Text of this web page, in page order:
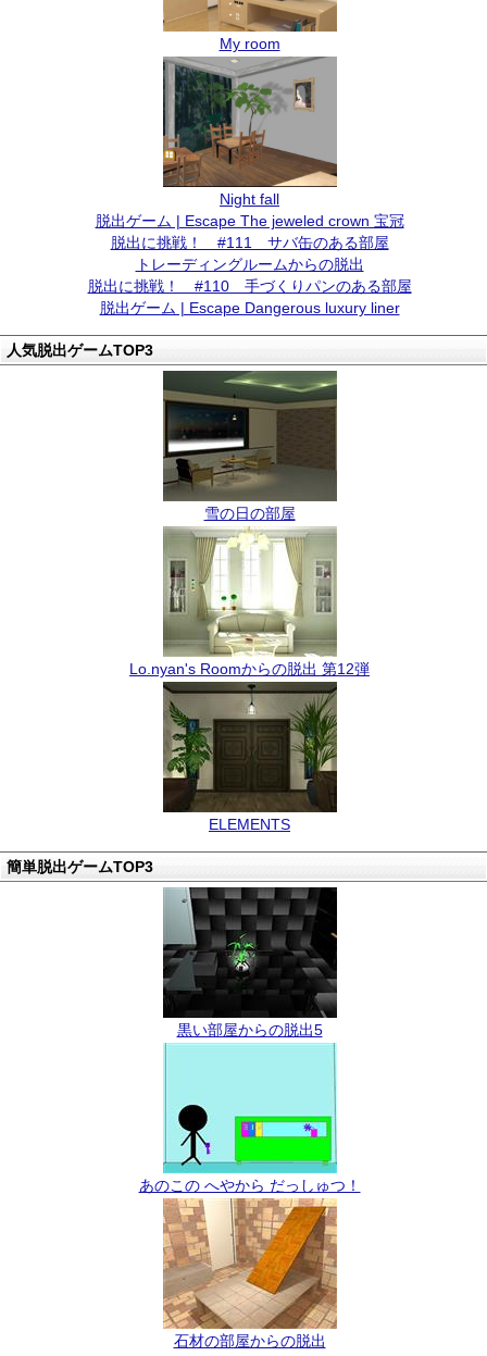
My room
Night fall
脱出ゲーム | Escape The jeweled crown 宝冠
脱出に挑戦！ #111 サバ缶のある部屋
トレーディングルームからの脱出
脱出に挑戦！ #110 手づくりパンのある部屋
脱出ゲーム | Escape Dangerous luxury liner
人気脱出ゲームTOP3
雪の日の部屋
Lo.nyan's Roomからの脱出 第12弾
ELEMENTS
簡単脱出ゲームTOP3
黒い部屋からの脱出5
あのこの へやから だっしゅつ！
石材の部屋からの脱出